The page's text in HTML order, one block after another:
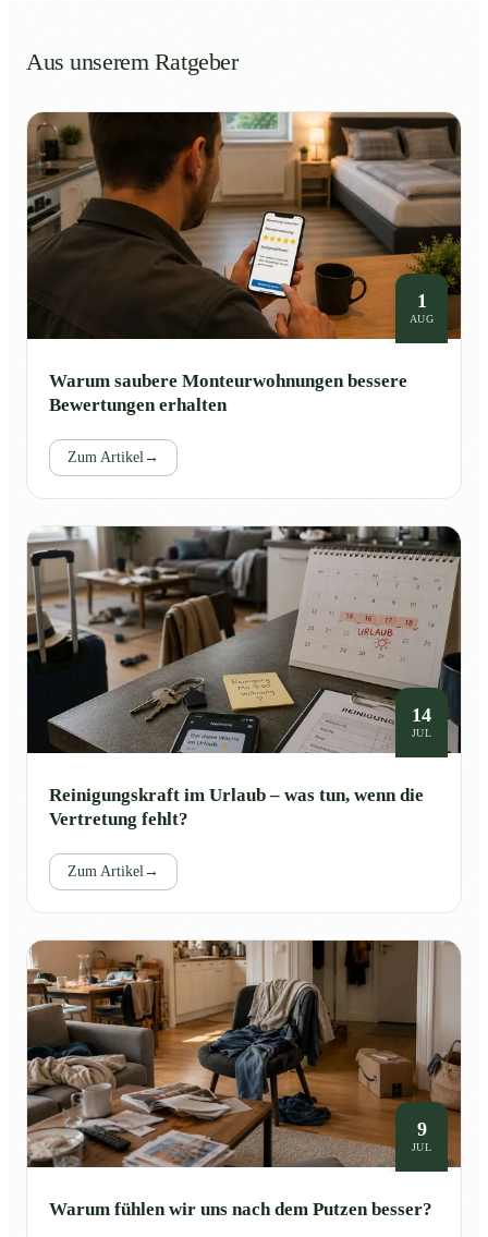
Aus unserem Ratgeber
1
AUG
Warum saubere Monteurwohnungen bessere
Bewertungen erhalten
Zum Artikel →
14
JUL
Reinigungskraft im Urlaub – was tun, wenn die
Vertretung fehlt?
Zum Artikel →
9
JUL
Warum fühlen wir uns nach dem Putzen besser?